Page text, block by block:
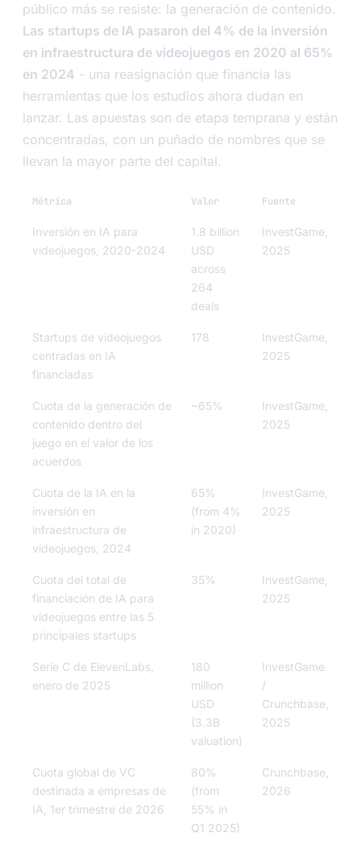
público más se resiste: la generación de contenido.
Las startups de IA pasaron del 4% de la inversión
en infraestructura de videojuegos en 2020 al 65%
en 2024 - una reasignación que financia las
herramientas que los estudios ahora dudan en
lanzar. Las apuestas son de etapa temprana y están
concentradas, con un puñado de nombres que se
llevan la mayor parte del capital.
Métrica Valor Fuente
Inversión en IA para
videojuegos, 2020-2024
1.8 billion
USD
across
264
deals
InvestGame,
2025
Startups de videojuegos
centradas en IA
financiadas
178
InvestGame,
2025
Cuota de la generación de
contenido dentro del
juego en el valor de los
acuerdos
~65%
InvestGame,
2025
Cuota de la IA en la
inversión en
infraestructura de
videojuegos, 2024
65%
(from 4%
in 2020)
InvestGame,
2025
Cuota del total de
financiación de IA para
videojuegos entre las 5
principales startups
35%
InvestGame,
2025
Serie C de ElevenLabs,
enero de 2025
180
million
USD
(3.3B
valuation)
InvestGame
/
Crunchbase,
2025
Cuota global de VC
destinada a empresas de
IA, 1er trimestre de 2026
80%
(from
55% in
Q1 2025)
Crunchbase,
2026